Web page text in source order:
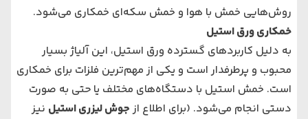
روش‌هایی خمش با هوا و خمش سکه‌ای خمکاری می‌شود.
خمکاری ورق استیل
به دلیل کاربردهای گسترده ورق استیل، این آلیاژ بسیار
محبوب و پرطرفدار است و یکی از مهم‌ترین فلزات برای خمکاری
است. خمش استیل با دستگاه‌های مختلف یا حتی به صورت
دستی انجام می‌شود. (برای اطلاع ازجوش لیزری استیل نیز